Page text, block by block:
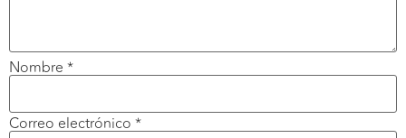
Nombre *
Correo electrónico *